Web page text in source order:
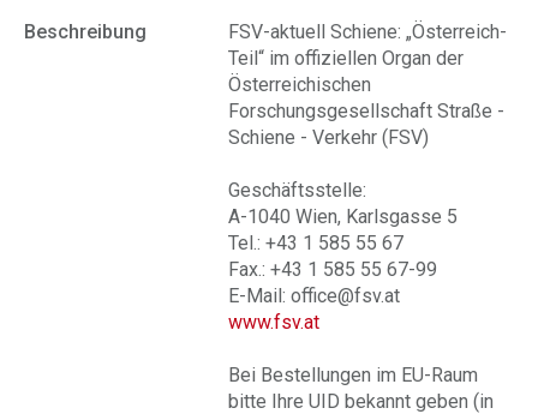
Beschreibung
FSV-aktuell Schiene: „Österreich-
Teil“ im offiziellen Organ der
Österreichischen
Forschungsgesellschaft Straße -
Schiene - Verkehr (FSV)
Geschäftsstelle:
A-1040 Wien, Karlsgasse 5
Tel.: +43 1 585 55 67
Fax.: +43 1 585 55 67-99
E-Mail: office@fsv.at
www.fsv.at
Bei Bestellungen im EU-Raum
bitte Ihre UID bekannt geben (in